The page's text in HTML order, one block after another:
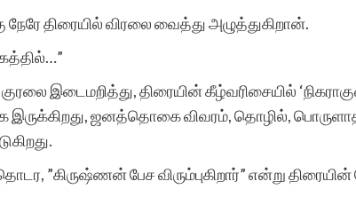
திரையில் விரலை வைத்து அழுத்துகிறான்.
இடைமறித்து, திரையின் கீழ்வரிசையில்
இருக்கிறது, ஜனத்தொகை விவரம், தொழில்,
”கிருஷ்ணன் பேச விரும்புகிறார்” என்று